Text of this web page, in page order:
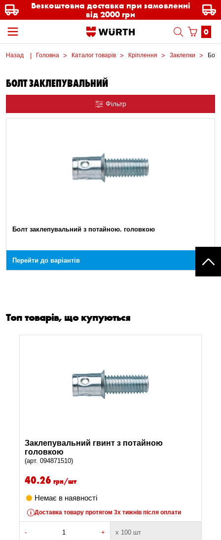
Безкоштовна доставка при замовленні
від 2000 грн
0
Назад Головна Каталог товарів Кріплення Заклепки
БОЛТ ЗАКЛЕПУВАЛЬНИЙ
Фільтр
Болт заклепувальний з потайною. головкою
Перейти до варіантів
Топ товарів, що купуються
Заклепувальний гвинт з потайною
головкою
(арт. 094871510)
40.26 грн/шт
Немає в наявності
Доставка товару протягом 3х тижнів після оплати
- + х 100 шт